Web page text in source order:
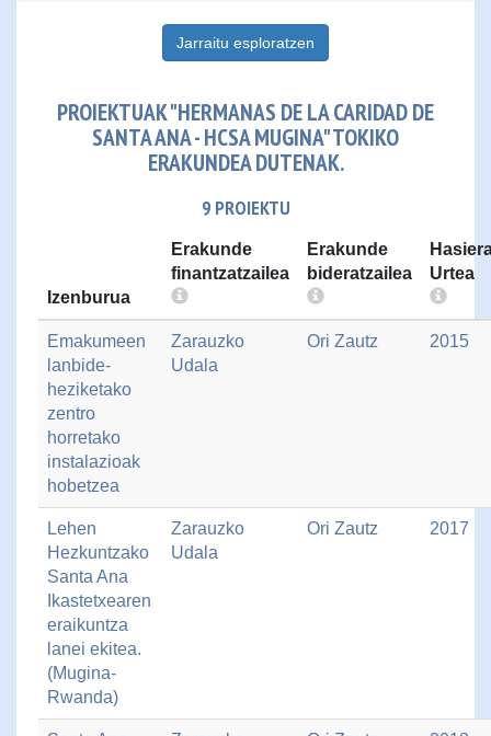
Jarraitu esploratzen
PROIEKTUAK "HERMANAS DE LA CARIDAD DE
SANTA ANA - HCSA MUGINA" TOKIKO
ERAKUNDEA DUTENAK.
9 PROIEKTU
Izenburua
Erakunde
finantzatzailea
Erakunde
bideratzailea
Urtea
Emakumeen
lanbide-
heziketako
zentro
horretako
instalazioak
hobetzea
Zarauzko
Udala
Ori Zautz 2015
Lehen
Hezkuntzako
Santa Ana
Ikastetxearen
eraikuntza
lanei ekitea.
(Mugina-
Rwanda)
Zarauzko
Udala
Ori Zautz 2017